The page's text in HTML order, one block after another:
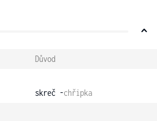
Důvod
skreč -chřipka